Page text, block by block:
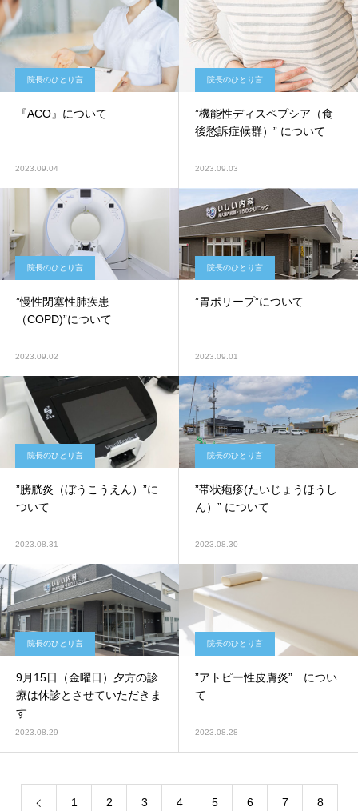
院長のひとり言
『ACO』について
2023.09.04
院長のひとり言
”機能性ディスペプシア（食
後愁訴症候群）” について
2023.09.03
院長のひとり言
”慢性閉塞性肺疾患
（COPD)”について
2023.09.02
院長のひとり言
”胃ポリープ”について
2023.09.01
院長のひとり言
”膀胱炎（ぼうこうえん）”に
ついて
2023.08.31
院長のひとり言
”帯状疱疹(たいじょうほうし
ん）” について
2023.08.30
院長のひとり言
9月15日（金曜日）夕方の診
療は休診とさせていただきま
す
2023.08.29
院長のひとり言
”アトピー性皮膚炎” につい
て
2023.08.28
1 2 3 4 5 6 7 8